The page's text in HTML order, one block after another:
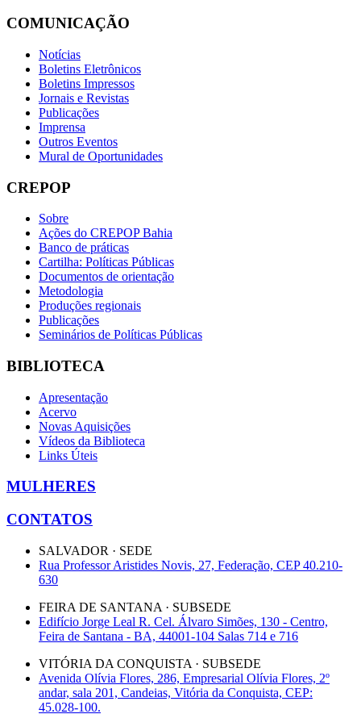
COMUNICAÇÃO
Notícias
Boletins Eletrônicos
Boletins Impressos
Jornais e Revistas
Publicações
Imprensa
Outros Eventos
Mural de Oportunidades
CREPOP
Sobre
Ações do CREPOP Bahia
Banco de práticas
Cartilha: Políticas Públicas
Documentos de orientação
Metodologia
Produções regionais
Publicações
Seminários de Políticas Públicas
BIBLIOTECA
Apresentação
Acervo
Novas Aquisições
Vídeos da Biblioteca
Links Úteis
MULHERES
CONTATOS
SALVADOR · SEDE
Rua Professor Aristides Novis, 27, Federação, CEP 40.210-
630
FEIRA DE SANTANA · SUBSEDE
Edifício Jorge Leal R. Cel. Álvaro Simões, 130 - Centro,
Feira de Santana - BA, 44001-104 Salas 714 e 716
VITÓRIA DA CONQUISTA · SUBSEDE
Avenida Olívia Flores, 286, Empresarial Olívia Flores, 2º
andar, sala 201, Candeias, Vitória da Conquista, CEP:
45.028-100.